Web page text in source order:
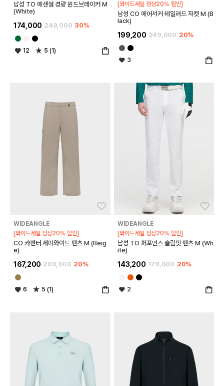
남성 TO 에센셜 경량 윈드브레이커 M
(White)
174,000 249,000 30%
12 5 (1)
[와이드세일 정상20% 할인]
남성 CO 에어서커 테일러드 자켓 M (B
lack)
199,200 249,000 20%
3
WIDEANGLE
[와이드세일 정상20% 할인]
CO 카펜터 세미와이드 팬츠 M (Beig
e)
167,200 209,000 20%
6 5 (1)
WIDEANGLE
[와이드세일 정상20% 할인]
남성 TO 퍼포먼스 슬림핏 팬츠 M (Wh
ite)
143,200 179,000 20%
2